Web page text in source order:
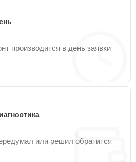
производится в день заявки
или решил обратится